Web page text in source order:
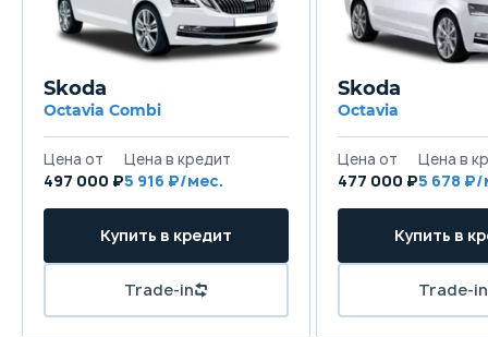
Skoda
Octavia Combi
Цена от
497 000 ₽
Цена в кредит
5 916 ₽/мес.
Купить в кредит
Trade-in
Skoda
Octavia
Цена от
477 000 ₽
Цена в
5 678
Купить в
Trade-in